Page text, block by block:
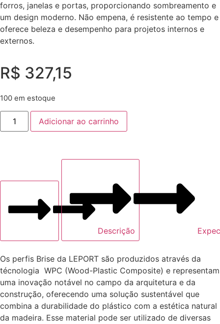
forros, janelas e portas, proporcionando sombreamento e
um design moderno. Não empena, é resistente ao tempo e
oferece beleza e desempenho para projetos internos e
externos.
R$ 327,15
100 em estoque
Adicionar ao carrinho
Descrição
Os perfis Brise da LEPORT são produzidos através da
técnologia WPC (Wood-Plastic Composite) e representam
uma inovação notável no campo da arquitetura e da
construção, oferecendo uma solução sustentável que
combina a durabilidade do plástico com a estética natural
da madeira. Esse material pode ser utilizado de diversas